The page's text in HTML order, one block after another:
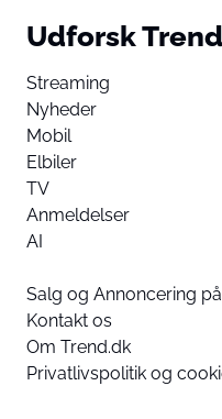
Udforsk
Streaming
Nyheder
Mobil
Elbiler
TV
Anmeldelser
AI
Salg og Annoncering
Kontakt os
Om Trend.dk
Privatlivspolitik og